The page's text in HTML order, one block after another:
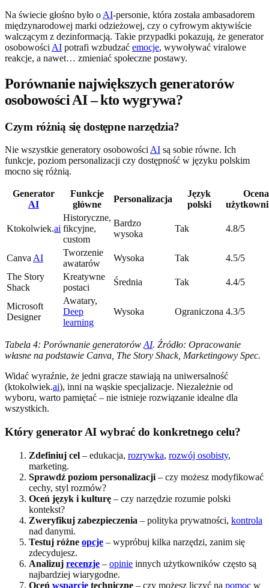
Na świecie głośno było o AI-personie, która została ambasadorem
międzynarodowej marki odzieżowej, czy o cyfrowym aktywiście
walczącym z dezinformacją. Takie przypadki pokazują, że generator
osobowości AI potrafi wzbudzać emocje, wywoływać viralowe
reakcje, a nawet… zmieniać społeczne postawy.
Porównanie największych generatorów
osobowości AI – kto wygrywa?
Czym różnią się dostępne narzędzia?
Nie wszystkie generatory osobowościAI są sobie równe. Ich
funkcje, poziom personalizacji czy dostępność w języku polskim
mocno się różnią.
Generator
AI
Funkcje
główne
Personalizacja
Język
polski
Ocena
Ktokolwiek.ai
Historyczne,
fikcyjne,
custom
Bardzo
wysoka
Tak 4.8/5
CanvaAI
Tworzenie
awatarów
Wysoka Tak
4.5/5
The Story
Shack
Kreatywne
postaci
Średnia Tak 4.4/5
Microsoft
Designer
Awatary,
Deep
learning
Wysoka Ograniczona 4.3/5
Tabela 4: Porównanie generatorówAI. Źródło: Opracowanie
własne na podstawie Canva, The Story Shack, Marketingowy Spec.
Widać wyraźnie, że jedni gracze stawiają na uniwersalność
(ktokolwiek.ai), inni na wąskie specjalizacje. Niezależnie od
wyboru, warto pamiętać – nie istnieje rozwiązanie idealne dla
wszystkich.
Który generator AI wybrać do konkretnego celu?
Zdefiniuj cel – edukacja, rozrywka, rozwój osobisty,
marketing.
Sprawdź poziom personalizacji – czy możesz modyfikować
cechy, styl rozmów?
Oceń język i kulturę – czy narzędzie rozumie polski
kontekst?
Zweryfikuj zabezpieczenia – polityka prywatności, kontrola
nad danymi.
Testuj różne opcje – wypróbuj kilka narzędzi, zanim się
zdecydujesz.
Analizuj recenzje – opinie innych użytkowników często są
najbardziej wiarygodne.
Oceń wsparcie techniczne – czy możesz liczyć na pomoc w